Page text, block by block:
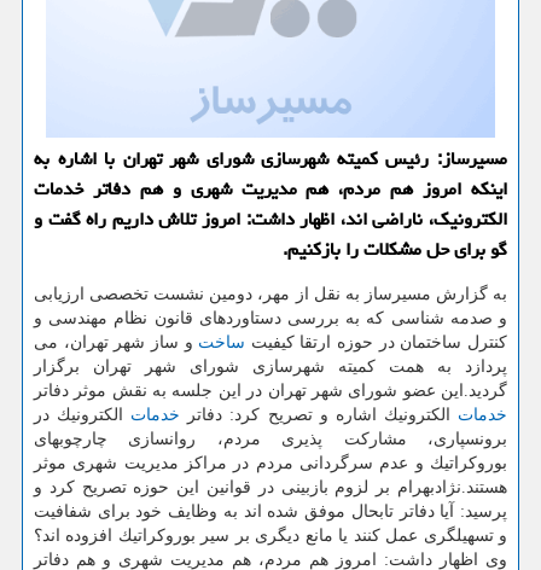
مسیرساز: رئیس كمیته شهرسازی شورای شهر تهران با اشاره به
اینكه امروز هم مردم، هم مدیریت شهری و هم دفاتر خدمات
الكترونیك، ناراضی اند، اظهار داشت: امروز تلاش داریم راه گفت و
گو برای حل مشكلات را بازكنیم.
به گزارش مسیرساز به نقل از مهر، دومین نشست تخصصی ارزیابی
و صدمه شناسی كه به بررسی دستاوردهای قانون نظام مهندسی و
كنترل ساختمان در حوزه ارتقا كیفیت ساخت و ساز شهر تهران، می
پردازد به همت كمیته شهرسازی شورای شهر تهران برگزار
گردید.این عضو شورای شهر تهران در این جلسه به نقش موثر دفاتر
خدمات الكترونیك اشاره و تصریح كرد: دفاتر خدمات الكترونیك در
برونسپاری، مشاركت پذیری مردم، روانسازی چارچوبهای
بوروكراتیك و عدم سرگردانی مردم در مراكز مدیریت شهری موثر
هستند.نژادبهرام بر لزوم بازبینی در قوانین این حوزه تصریح كرد و
پرسید: آیا دفاتر تابحال موفق شده اند به وظایف خود برای شفافیت
و تسهیلگری عمل كنند یا مانع دیگری بر سیر بوروكراتیك افزوده اند؟
وی اظهار داشت: امروز هم مردم، هم مدیریت شهری و هم دفاتر